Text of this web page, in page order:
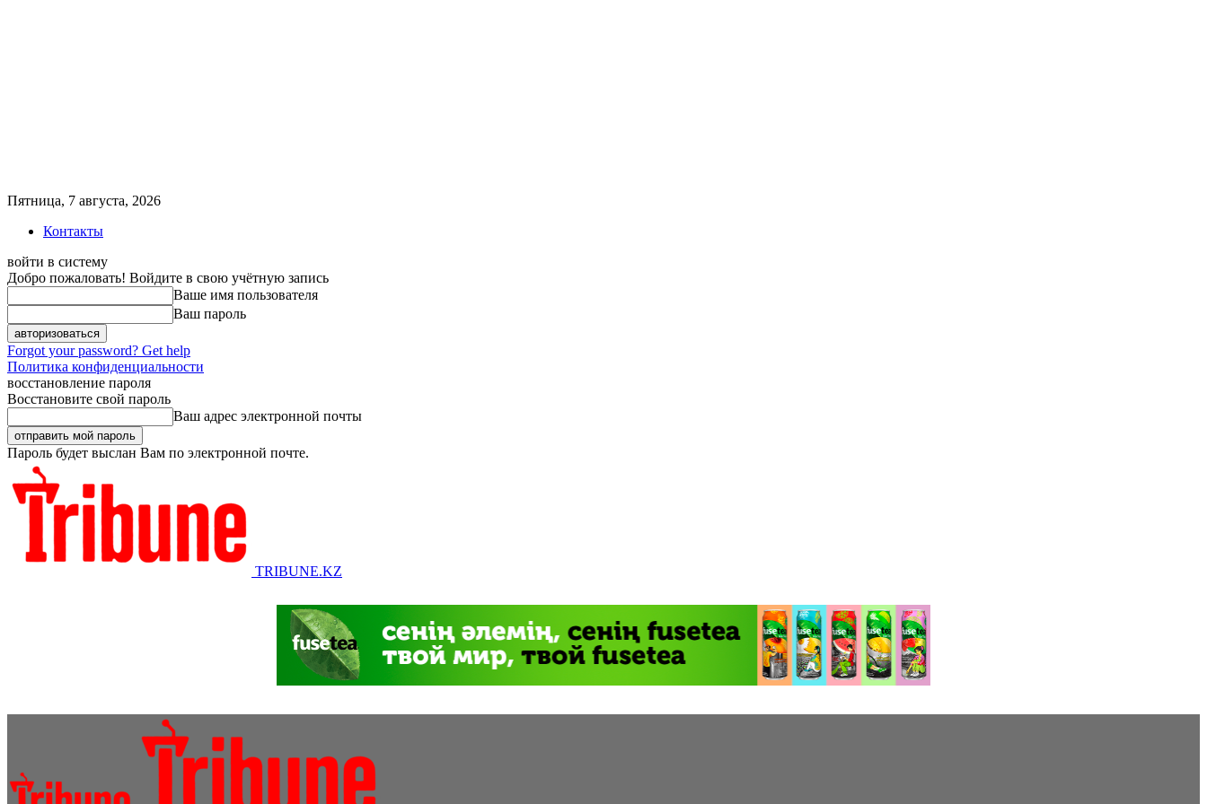
Пятница, 7 августа, 2026
Контакты
войти в систему
Добро пожаловать! Войдите в свою учётную запись
Ваше имя пользователя
Ваш пароль
Forgot your password? Get help
Политика конфиденциальности
восстановление пароля
Восстановите свой пароль
Ваш адрес электронной почты
Пароль будет выслан Вам по электронной почте.
TRIBUNE.KZ